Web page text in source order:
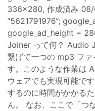
336x280, 作成済み
“5621791976”;
google_ad_height =
Joiner って何？ Audio
繋げて一つの mp3 ファ
す。このような作業は
ウェアでも実現可能で
するのに時間がかかる
ん。 なお、ここで「つ